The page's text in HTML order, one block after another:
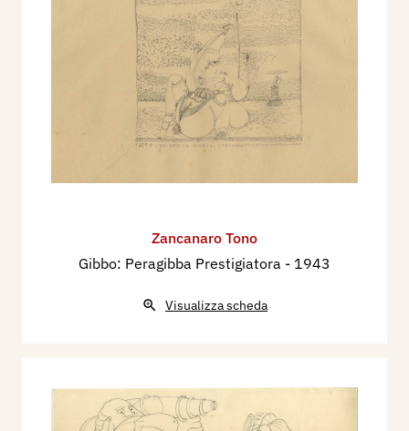
Zancanaro Tono
Gibbo: Peragibba Prestigiatora - 1943
Visualizza scheda